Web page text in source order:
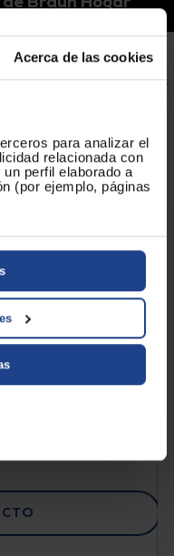
Acerca de las cookies
para analizar el
relacionada con
perfil elaborado a
(por ejemplo, páginas
para tu hogar.
a licuadoras.
7 FI7276BK NEGRO
ENVÍO GRATIS